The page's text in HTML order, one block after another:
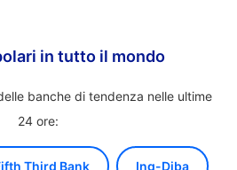
in tutto il mondo
banche di tendenza nelle ultime
24 ore:
Third Bank Ing-Diba